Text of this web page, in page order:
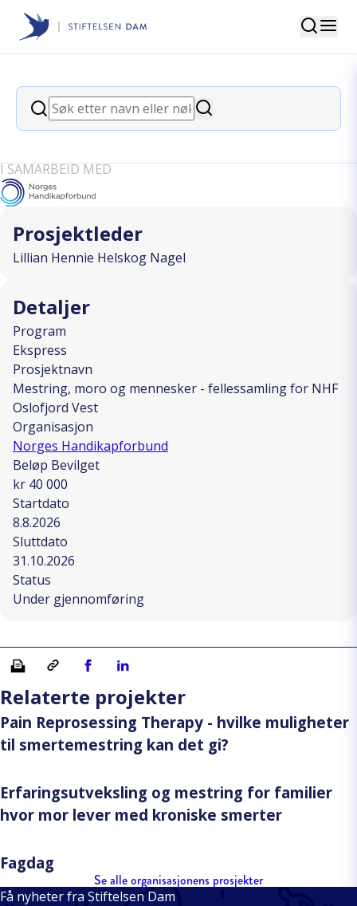
Stiftelsen Dam
Søk
Søk
Søk
back
Mestring, moro og mennesker -
I SAMARBEID MED
Prosjektleder
Lillian Hennie Helskog Nagel
Detaljer
Program
Ekspress
Prosjektnavn
Mestring, moro og mennesker - fellessamling for NHF
Oslofjord Vest
Organisasjon
Norges Handikapforbund
Beløp Bevilget
kr 40 000
Startdato
8.8.2026
Sluttdato
31.10.2026
Status
Under gjennomføring
Skriv ut Kopiera länkDel på Facebook
Del på Linkedin
Relaterte projekter
Pain Reprosessing Therapy - hvilke muligheter
til smertemestring kan det gi?
Erfaringsutveksling og mestring for familier
hvor mor lever med kroniske smerter
Fagdag
Se alle organisasjonens prosjekter
Få nyheter fra Stiftelsen Dam